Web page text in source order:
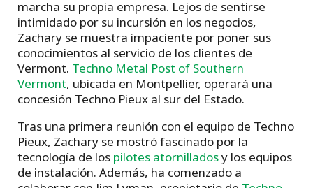
marcha su propia empresa. Lejos de sentirse
intimidado por su incursión en los negocios,
Zachary se muestra impaciente por poner sus
conocimientos al servicio de los clientes de
Vermont. Techno Metal Post of Southern
Vermont, ubicada en Montpellier, operará una
concesión Techno Pieux al sur del Estado.
Tras una primera reunión con el equipo de Techno
Pieux, Zachary se mostró fascinado por la
tecnología de los pilotes atornilladosy los equipos
de instalación. Además, ha comenzado a